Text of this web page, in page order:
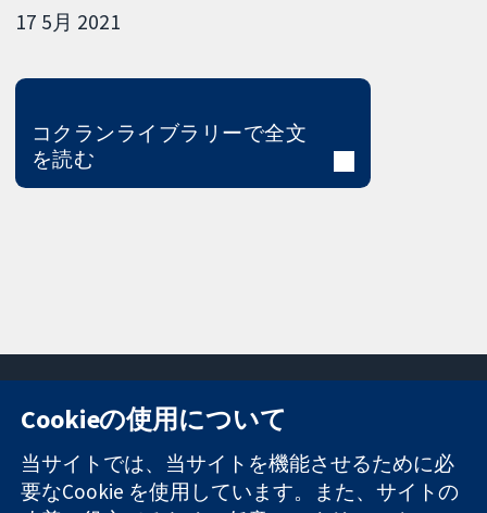
17 5月 2021
コクランライブラリーで全文
を読む
信頼できるエビ
11-13 Cavendish
Square
London
お問い合わせ
ニュース
広報
Cookieの使用について
当サイトでは、当サイトを機能させるために必
要なCookie を使用しています。また、サイトの